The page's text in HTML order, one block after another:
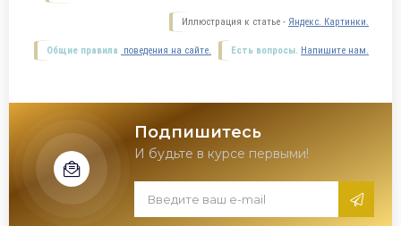
Иллюстрация к статье - Яндекс. Картинки.
Есть вопросы. Напишите нам.
Общие правила поведения на сайте.
Подпишитесь
И будьте в курсе первыми!